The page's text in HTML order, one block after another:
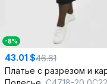
-8%
43.01 $46.61